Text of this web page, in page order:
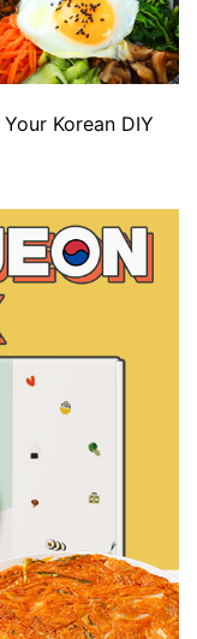
Korean DIY